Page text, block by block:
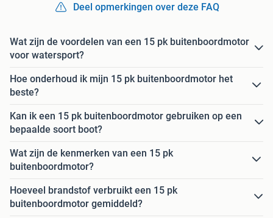
Deel opmerkingen over deze FAQ
Wat zijn de voordelen van een 15 pk buitenboordmotor
voor watersport?
Hoe onderhoud ik mijn 15 pk buitenboordmotor het
beste?
Kan ik een 15 pk buitenboordmotor gebruiken op een
bepaalde soort boot?
Wat zijn de kenmerken van een 15 pk
buitenboordmotor?
Hoeveel brandstof verbruikt een 15 pk
buitenboordmotor gemiddeld?